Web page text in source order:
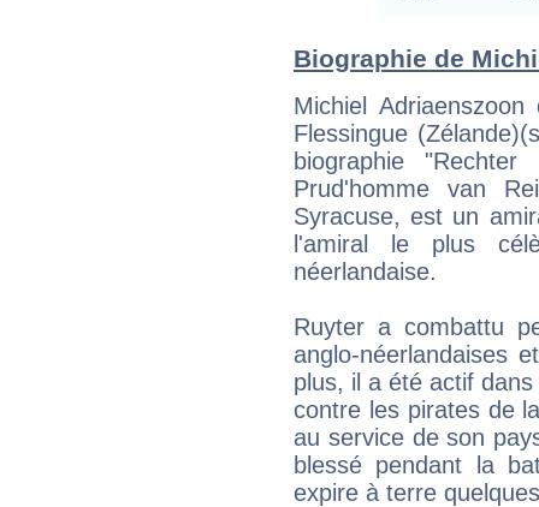
Biographie de
Michiel
Flessingue
biographie
Prud'homme van
Syracuse, est un
l'amiral le plus
néerlandaise.
Ruyter a combattu
anglo-néerlandaises
plus, il a été actif
contre les pirates de
au service de son
blessé pendant la
expire à terre